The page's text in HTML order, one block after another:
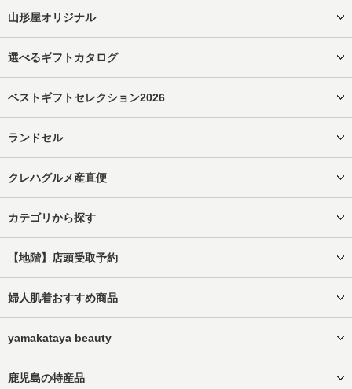
山形屋オリジナル
選べるギフトカタログ
ベストギフトセレクション2026
ランドセル
クレハグルメ産直便
カテゴリから探す
【地階】店頭受取予約
婦人肌着おすすめ商品
yamakataya beauty
鹿児島の特産品